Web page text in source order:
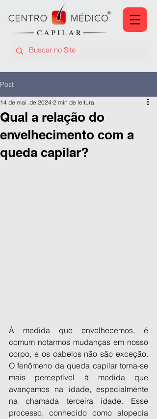
Post
Qual a relação do
envelhecimento com a
queda capilar?
14 de mai. de 2024 2 min de leitura
À medida que envelhecemos, é
comum notarmos mudanças em nosso
corpo, e os cabelos não são exceção.
O fenômeno da queda capilar torna-se
mais perceptível à medida que
avançamos na idade, especialmente
na chamada terceira idade. Esse
processo, conhecido como alopecia